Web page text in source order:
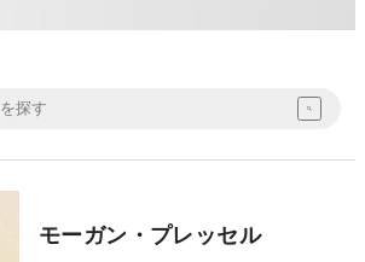
モーガン・プレッセル